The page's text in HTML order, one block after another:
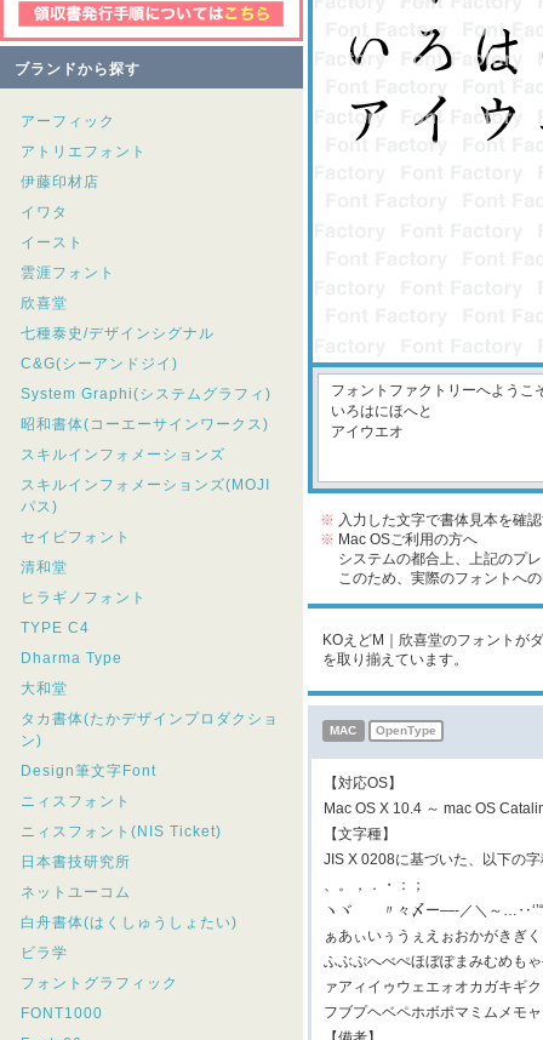
ブランドから探す
アーフィック
アトリエフォント
伊藤印材店
イワタ
イースト
雲涯フォント
欣喜堂
七種泰史/デザインシグナル
C&G(シーアンドジイ)
System Graphi(システムグラフィ)
昭和書体(コーエーサインワークス)
スキルインフォメーションズ
スキルインフォメーションズ(MOJI
パス)
セイビフォント
清和堂
ヒラギノフォント
TYPE C4
Dharma Type
大和堂
タカ書体(たかデザインプロダクショ
ン)
Design筆文字Font
ニィスフォント
ニィスフォント(NIS Ticket)
日本書技研究所
ネットユーコム
白舟書体(はくしゅうしょたい)
ビラ学
フォントグラフィック
FONT1000
※ 入力した文字で書体見本を確
※ Mac OSご利用の方へ
システムの都合上、上記のプ
このため、実際のフォントへの
KOえどM｜欣喜堂のフォントが
を取り揃えています。
MAC OpenType
【対応OS】
Mac OS X 10.4 ～ mac OS
【文字種】
JIS X 0208に基づいた、以下の
、。，．・：；
ヽヾゝゞ〃々〆ー―‐／＼～
ぁあぃいぅうぇえぉおかがきぎ
ふぶぷへべぺほぼぽまみむめも
ァアィイゥウェエォオカガキギ
フブプヘベペホボポマミムメモ